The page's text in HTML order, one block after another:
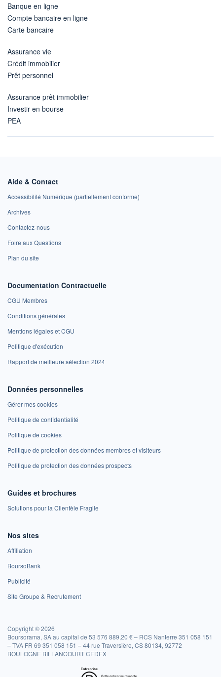
Banque en ligne
Compte bancaire en ligne
Carte bancaire
Assurance vie
Crédit immobilier
Prêt personnel
Assurance prêt immobilier
Investir en bourse
PEA
Aide & Contact
Accessibilité Numérique (partiellement conforme)
Archives
Contactez-nous
Foire aux Questions
Plan du site
Documentation Contractuelle
CGU Membres
Conditions générales
Mentions légales et CGU
Politique d'exécution
Rapport de meilleure sélection 2024
Données personnelles
Gérer mes cookies
Politique de confidentialité
Politique de cookies
Politique de protection des données membres et visiteurs
Politique de protection des données prospects
Guides et brochures
Solutions pour la Clientèle Fragile
Nos sites
Affiliation
BoursoBank
Publicité
Site Groupe & Recrutement
Copyright © 2026
Boursorama, SA au capital de 53 576 889,20 € – RCS Nanterre 351 058 151
– TVA FR 69 351 058 151 – 44 rue Traversière, CS 80134, 92772
BOULOGNE BILLANCOURT CEDEX